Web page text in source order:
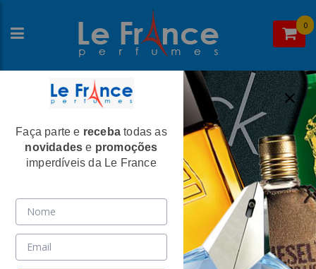
0
Home>Estée Lauder>Perfumes Femininos
Knowing Feminino Eau de Parfum -
Estée Lauder
(1419)
Faça parte e receba todas as
novidades e promoções
imperdíveis da Le France